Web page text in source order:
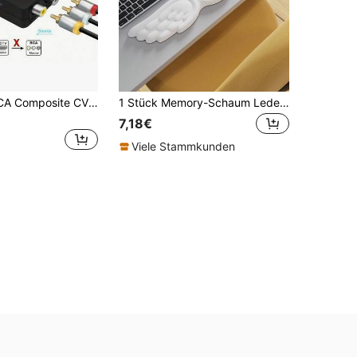
1080P Mini RCA Composite CVBS AV zu HDTV Video Audio Konverter Adapter, unterstützt PAL/NTSC, mit USB Ladekabel für PC Laptop, TV Box, VHS VCR, Kamera, DVD
1 Stück Memory-Schaum Leder Handgelenkauflage, Tastatur Handgelenkauflage, Maus Handgelenkstütze, allmähliche Verdickung, ergonomisches Design, mit Handgelenkauflage, Computer Mauspad, Schmerzlinderung, Tastatur Handgelenkauflage, mit Getränkehalter, rutschfeste PU-Basis
7,18€
Viele Stammkunden